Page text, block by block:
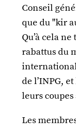
Conseil
que du "kir
Qu’à cela
rabattus du
de l’INPG,
leurs coupes
Les